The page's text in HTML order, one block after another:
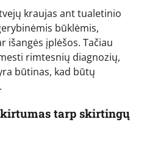
kraujas ant tualetinio
būklėmis,
išangės įplėšos. Tačiau
rimtesnių diagnozių,
būtinas, kad būtų
tarp skirtingų